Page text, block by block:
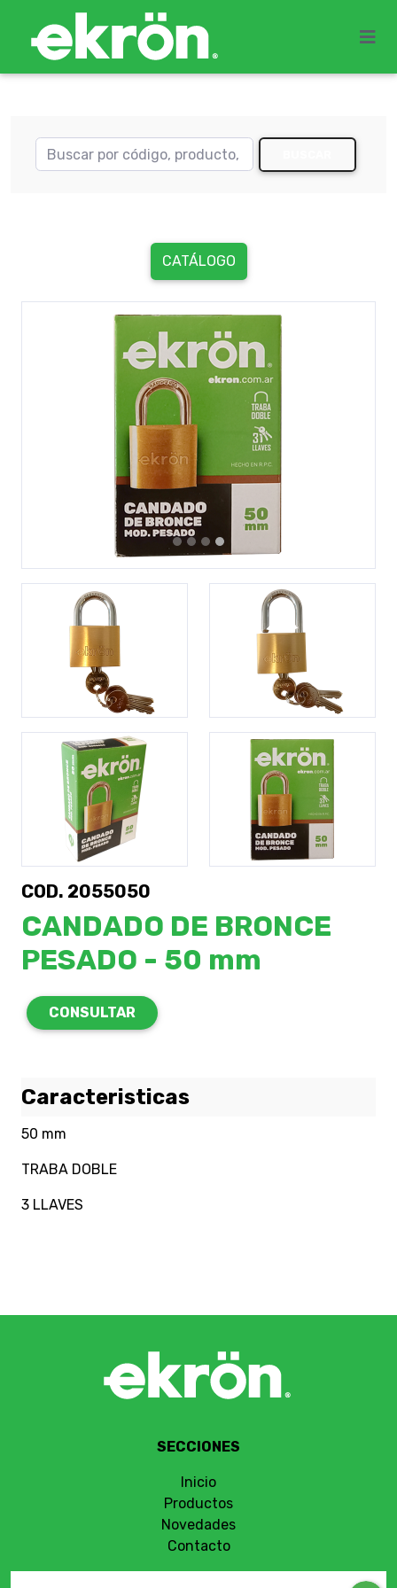
CATÁLOGO
COD. 2055050
CANDADO DE BRONCE
PESADO - 50 mm
CONSULTAR
Caracteristicas
50 mm
TRABA DOBLE
3 LLAVES
SECCIONES
Inicio
Productos
Novedades
Contacto